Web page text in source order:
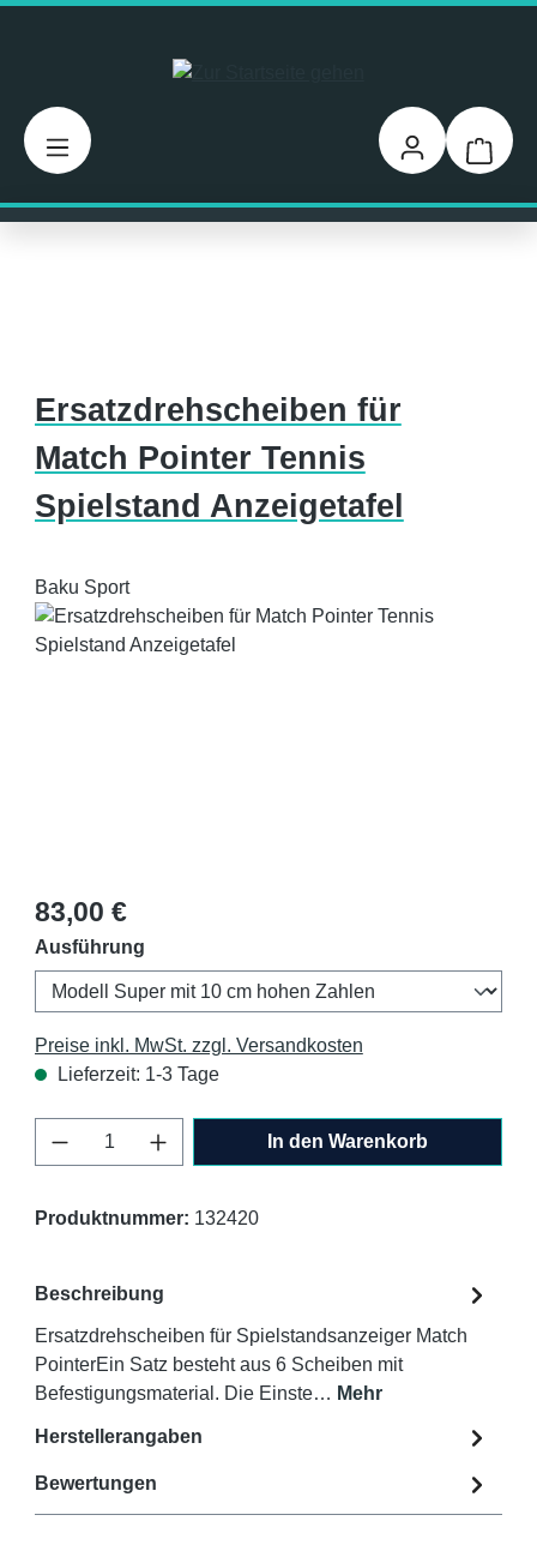
Ersatzdrehscheiben für
Match Pointer Tennis
Spielstand Anzeigetafel
Baku Sport
Bildergalerie überspringen
Regulärer Preis:
83,00 €
Ausführungauswählen
Preise inkl. MwSt. zzgl. Versandkosten
Lieferzeit: 1-3 Tage
Produkt Anzahl: Gib den gewünschten
In den Warenkorb
Produktnummer: 132420
Beschreibung
Ersatzdrehscheiben für Spielstandsanzeiger Match
PointerEin Satz besteht aus 6 Scheiben mit
Befestigungsmaterial. Die Einste… Mehr
Herstellerangaben
Bewertungen